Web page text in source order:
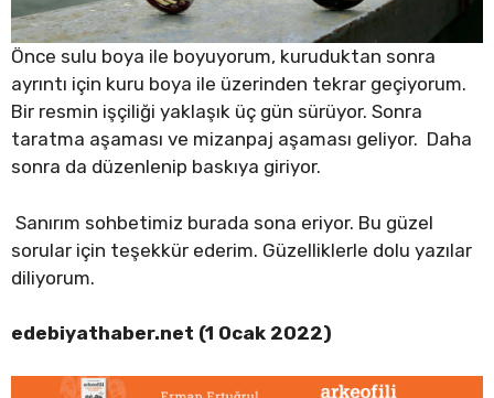
Önce sulu boya ile boyuyorum, kuruduktan sonra
ayrıntı için kuru boya ile üzerinden tekrar geçiyorum.
Bir resmin işçiliği yaklaşık üç gün sürüyor. Sonra
taratma aşaması ve mizanpaj aşaması geliyor. Daha
sonra da düzenlenip baskıya giriyor.
Sanırım sohbetimiz burada sona eriyor. Bu güzel
sorular için teşekkür ederim. Güzelliklerle dolu yazılar
diliyorum.
edebiyathaber.net (1 Ocak 2022)